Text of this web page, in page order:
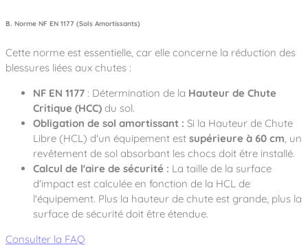
B. Norme NF EN 1177 (Sols Amortissants)
Cette norme est essentielle, car elle concerne la réduction des
blessures liées aux chutes :
NF EN 1177 : Détermination de la Hauteur de Chute
Critique (HCC) du sol.
Obligation de sol amortissant : Si la Hauteur de Chute
Libre (HCL) d'un équipement est supérieure à 60 cm , un
revêtement de sol absorbant les chocs doit être installé.
Calcul de l'aire de sécurité : La taille de la surface
d'impact est calculée en fonction de la HCL de
l'équipement. Plus la hauteur de chute est grande, plus la
surface de sécurité doit être étendue.
Consulter la FAQ